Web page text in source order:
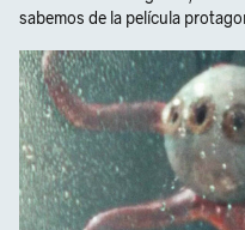
sabemos de la película